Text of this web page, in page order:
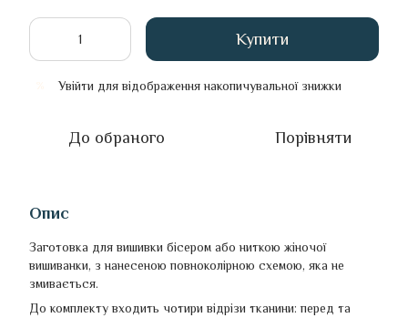
Купити
Увійти для відображення накопичувальної знижки
До обраного Порівняти
Опис
Заготовка для вишивки бісером або ниткою жіночої
вишиванки, з нанесеною повноколірною схемою, яка не
змивається.
До комплекту входить чотири відрізи тканини: перед та